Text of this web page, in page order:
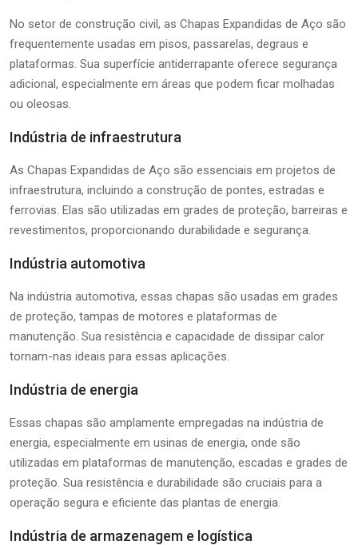
No setor de construção civil, as Chapas Expandidas de Aço são
frequentemente usadas em pisos, passarelas, degraus e
plataformas. Sua superfície antiderrapante oferece segurança
adicional, especialmente em áreas que podem ficar molhadas
ou oleosas.
Indústria de infraestrutura
As Chapas Expandidas de Aço são essenciais em projetos de
infraestrutura, incluindo a construção de pontes, estradas e
ferrovias. Elas são utilizadas em grades de proteção, barreiras e
revestimentos, proporcionando durabilidade e segurança.
Indústria automotiva
Na indústria automotiva, essas chapas são usadas em grades
de proteção, tampas de motores e plataformas de
manutenção. Sua resistência e capacidade de dissipar calor
tornam-nas ideais para essas aplicações.
Indústria de energia
Essas chapas são amplamente empregadas na indústria de
energia, especialmente em usinas de energia, onde são
utilizadas em plataformas de manutenção, escadas e grades de
proteção. Sua resistência e durabilidade são cruciais para a
operação segura e eficiente das plantas de energia.
Indústria de armazenagem e logística